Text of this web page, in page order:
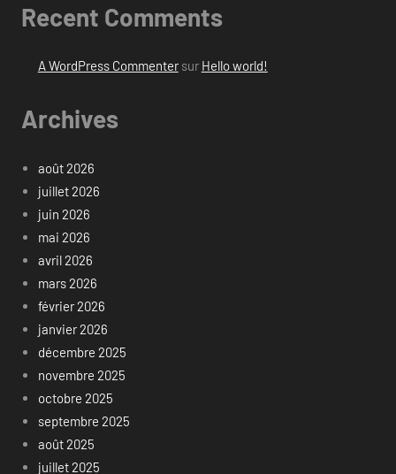
Recent Comments
A WordPress Commentersur Hello world!
Archives
août 2026
juillet 2026
juin 2026
mai 2026
avril 2026
mars 2026
février 2026
janvier 2026
décembre 2025
novembre 2025
octobre 2025
septembre 2025
août 2025
juillet 2025